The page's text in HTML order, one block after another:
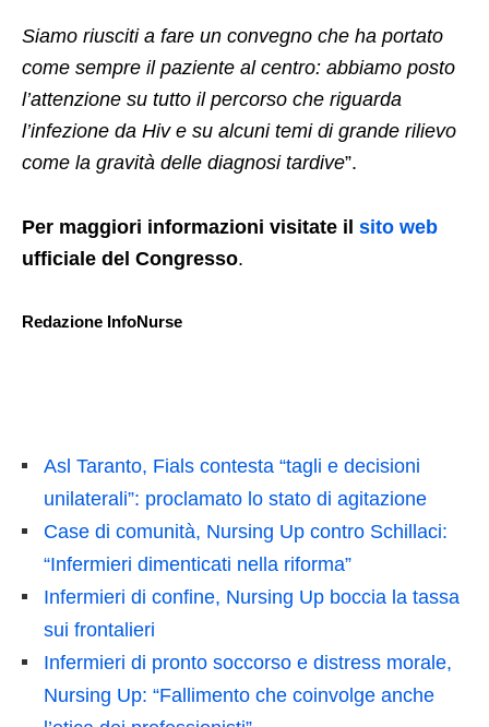
Siamo riusciti a fare un convegno che ha portato
come sempre il paziente al centro: abbiamo posto
l’attenzione su tutto il percorso che riguarda
l’infezione da Hiv e su alcuni temi di grande rilievo
come la gravità delle diagnosi tardive”.
Per maggiori informazioni visitate il sito web
ufficiale del Congresso.
Redazione InfoNurse
Asl Taranto, Fials contesta “tagli e decisioni
unilaterali”: proclamato lo stato di agitazione
Case di comunità, Nursing Up contro Schillaci:
“Infermieri dimenticati nella riforma”
Infermieri di confine, Nursing Up boccia la tassa
sui frontalieri
Infermieri di pronto soccorso e distress morale,
Nursing Up: “Fallimento che coinvolge anche